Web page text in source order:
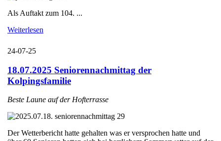
Als Auftakt zum 104. ...
Weiterlesen
24-07-25
18.07.2025 Seniorennachmittag der
Kolpingsfamilie
Beste Laune auf der Hofterrasse
Der Wetterbericht hatte gehalten was er versprochen hatte und